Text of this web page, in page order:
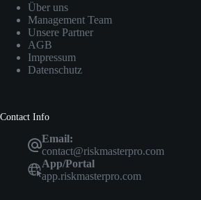
Über uns
Management Team
Unsere Partner
AGB
Impressum
Datenschutz
Contact Info
Email:
contact@riskmasterpro.com
App/Portal
app.riskmasterpro.com